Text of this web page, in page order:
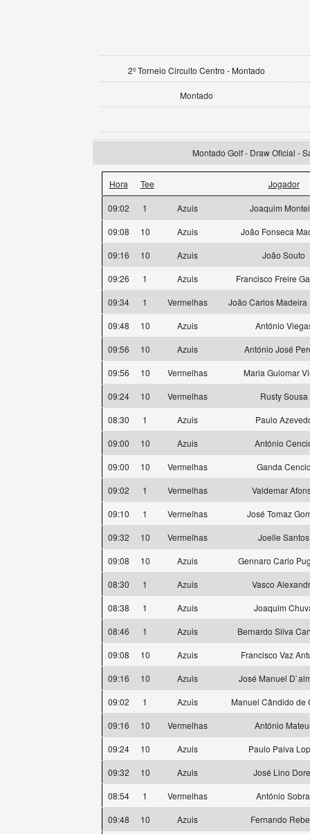
2º Torneio Circuito Centro - Montado
Montado
Montado Golf - Draw Oficial -
Hora Tee Jogador
09:02 1 Azuis
Joaquim
09:08
10 Azuis
João Fonseca
09:16
10 Azuis
João Souto
09:26
1 Azuis
Francisco Freire
09:34
1 Vermelhas
João Carlos Madeira
09:48
10 Azuis
António
09:56
10 Azuis
António José
09:56
10 Vermelhas
Maria Guiomar
09:24
10 Vermelhas
Rusty Sousa
08:30
1 Azuis
Paulo
09:00
10 Azuis
António
09:00
10 Vermelhas
Ganda
09:02
1 Vermelhas
Valdemar
09:10
1 Vermelhas
José Tomaz
09:32
10 Vermelhas
Joelle Santos
09:08
10 Azuis
Gennaro Carlo
08:30
1 Azuis
Vasco
08:38
1 Azuis
Joaquim
08:46
1 Azuis
Bernardo Silva
09:08
10 Azuis
Francisco Vaz
09:16
10 Azuis
José Manuel
09:02
1 Azuis
Manuel Cândido de
09:16
10 Vermelhas
António
09:24
10 Azuis
Paulo Paiva
09:32
10 Azuis
José Lino
08:54
1 Vermelhas
António
09:48
10 Azuis
Fernando